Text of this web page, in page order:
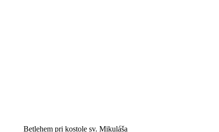
Betlehem pri kostole sv. Mikuláša